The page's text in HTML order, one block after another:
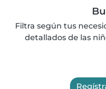
Filtra según tus
detallados de las